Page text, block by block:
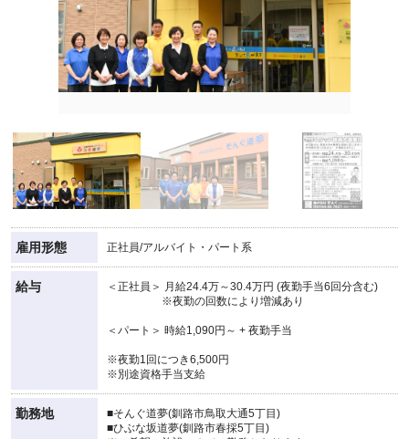
雇用形態 正社員/アルバイト・パート系
給与
＜正社員＞ 月給24.4万～30.4万円 (夜勤手当6回分含む)
※夜勤の回数により増減あり
＜パート＞ 時給1,090円～ + 夜勤手当
※夜勤1回につき6,500円
※別途資格手当支給
勤務地
■そんぐ道夢(釧路市鳥取大通5丁目)
■ひぶな坂道夢(釧路市春採5丁目)